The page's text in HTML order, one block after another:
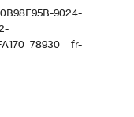
9024-